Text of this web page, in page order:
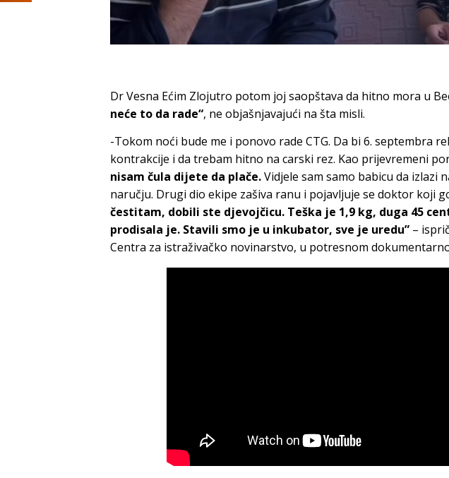
Dr Vesna Ećim Zlojutro potom joj saopštava da hitno mora u
neće to da rade“, ne objašnjavajući na šta misli.
-Tokom noći bude me i ponovo rade CTG. Da bi 6. septembra
kontrakcije i da trebam hitno na carski rez. Kao prijevremeni
nisam čula dijete da plače.Vidjele sam samo babicu da izlazi
naručju. Drugi dio ekipe zašiva ranu i pojavljuje se doktor koji
čestitam, dobili ste djevojčicu. Teška je 1,9 kg, duga 45
prodisala je. Stavili smo je u inkubator, sve je uredu” –
Centra za istraživačko novinarstvo, u potresnom